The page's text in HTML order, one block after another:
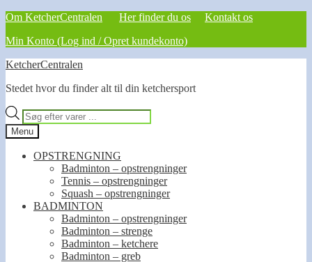
Om KetcherCentralen Her finder du os
Kontakt os
Min Konto (Log ind / Opret kundekonto)
Spring
navigation
Spring
indhold
KetcherCentralen
Stedet hvor du finder alt til din ketchersport
Products
search
Menu
OPSTRENGNING
Badminton – opstrengninger
Tennis – opstrengninger
Squash – opstrengninger
BADMINTON
Badminton – opstrengninger
Badminton – strenge
Badminton – ketchere
Badminton – greb